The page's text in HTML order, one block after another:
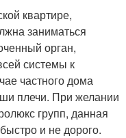
квартире,
заниматься
орган,
системы к
частного дома
плечи. При желании
групп, данная
и не дорого.